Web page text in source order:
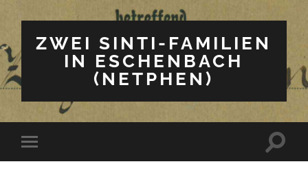
ZWEI SINTI-FAMILIEN
IN ESCHENBACH
(NETPHEN)
Mobile-
Menü